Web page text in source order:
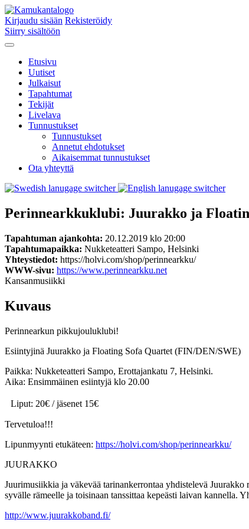
Kirjaudu sisään Rekisteröidy
Siirry sisältöön
Etusivu
Uutiset
Julkaisut
Tapahtumat
Tekijät
Livelava
Tunnustukset
Tunnustukset
Annetut ehdotukset
Aikaisemmat tunnustukset
Ota yhteyttä
Perinnearkkuklubi: Juurakko ja
Tapahtuman ajankohta: 20.12.2019 klo 20:00
Tapahtumapaikka: Nukketeatteri Sampo, Helsinki
Yhteystiedot: https://holvi.com/shop/perinnearkku/
WWW-sivu: https://www.perinnearkku.net
Kansanmusiikki
Kuvaus
Perinnearkun pikkujouluklubi!
Esiintyjinä Juurakko ja Floating Sofa Quartet (FIN/DEN/SWE)
Paikka: Nukketeatteri Sampo, Erottajankatu 7, Helsinki.
Aika: Ensimmäinen esiintyjä klo 20.00
Liput: 20€ / jäsenet 15€
Tervetuloa!!!
Lipunmyynti etukäteen: https://holvi.com/shop/perinnearkku/
JUURAKKO
Juurimusiikkia ja väkevää tarinankerrontaa yhdistelevä
syvälle rämeelle ja toisinaan tanssittaa kepeästi laivan
http://www.juurakkoband.fi/